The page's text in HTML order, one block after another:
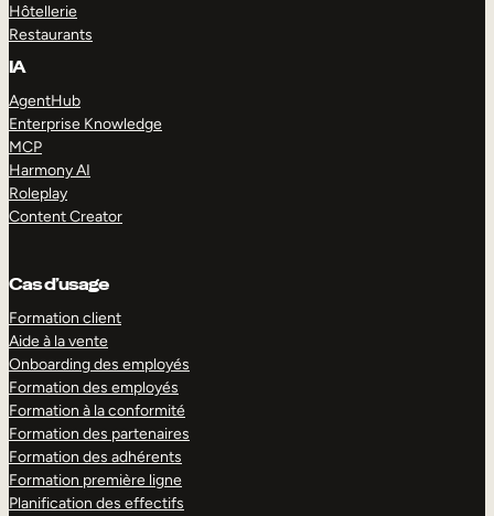
Hôtellerie
Restaurants
IA
AgentHub
Enterprise Knowledge
MCP
Harmony AI
Roleplay
Content Creator
Cas d’usage
Formation client
Aide à la vente
Onboarding des employés
Formation des employés
Formation à la conformité
Formation des partenaires
Formation des adhérents
Formation première ligne
Planification des effectifs